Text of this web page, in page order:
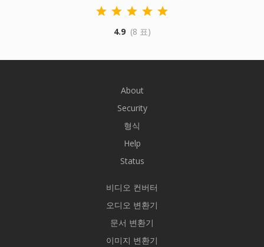
4.9 (8 표)
About
Security
형식
Help
Status
비디오 컨버터
오디오 변환기
문서 변환기
이미지 변환기